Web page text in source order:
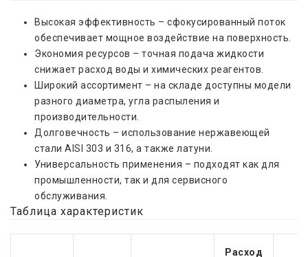
Высокая эффективность – сфокусированный поток
обеспечивает мощное воздействие на поверхность.
Экономия ресурсов – точная подача жидкости
снижает расход воды и химических реагентов.
Широкий ассортимент – на складе доступны модели
разного диаметра, угла распыления и
производительности.
Долговечность – использование нержавеющей
стали AISI 303 и 316, а также латуни.
Универсальность применения – подходят как для
промышленности, так и для сервисного
обслуживания.
Таблица характеристик
Расход